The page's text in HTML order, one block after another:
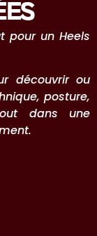
pour un Heels
découvrir ou
posture,
dans une